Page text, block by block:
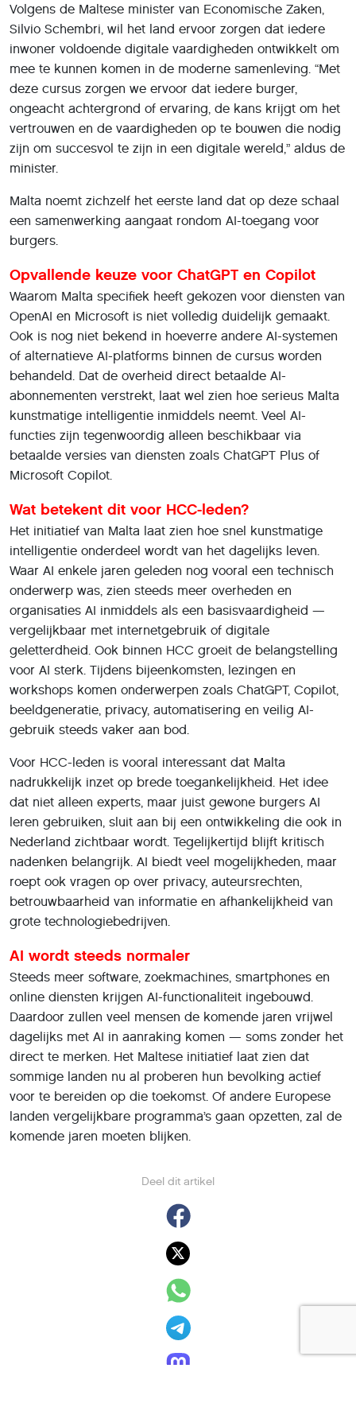
Deel dit artikel
Volgens de Maltese minister van Economische Zaken,
Silvio Schembri, wil het land ervoor zorgen dat iedere
inwoner voldoende digitale vaardigheden ontwikkelt om
mee te kunnen komen in de moderne samenleving. “Met
deze cursus zorgen we ervoor dat iedere burger,
ongeacht achtergrond of ervaring, de kans krijgt om het
vertrouwen en de vaardigheden op te bouwen die nodig
zijn om succesvol te zijn in een digitale wereld,” aldus de
minister.
Malta noemt zichzelf het eerste land dat op deze schaal
een samenwerking aangaat rondom AI-toegang voor
burgers.
Opvallende keuze voor ChatGPT en Copilot
Waarom Malta specifiek heeft gekozen voor diensten van
OpenAI en Microsoft is niet volledig duidelijk gemaakt.
Ook is nog niet bekend in hoeverre andere AI-systemen
of alternatieve AI-platforms binnen de cursus worden
behandeld. Dat de overheid direct betaalde AI-
abonnementen verstrekt, laat wel zien hoe serieus Malta
kunstmatige intelligentie inmiddels neemt. Veel AI-
functies zijn tegenwoordig alleen beschikbaar via
betaalde versies van diensten zoals ChatGPT Plus of
Microsoft Copilot.
Wat betekent dit voor HCC-leden?
Het initiatief van Malta laat zien hoe snel kunstmatige
intelligentie onderdeel wordt van het dagelijks leven.
Waar AI enkele jaren geleden nog vooral een technisch
onderwerp was, zien steeds meer overheden en
organisaties AI inmiddels als een basisvaardigheid —
vergelijkbaar met internetgebruik of digitale
geletterdheid. Ook binnen HCC groeit de belangstelling
voor AI sterk. Tijdens bijeenkomsten, lezingen en
workshops komen onderwerpen zoals ChatGPT, Copilot,
beeldgeneratie, privacy, automatisering en veilig AI-
gebruik steeds vaker aan bod.
Voor HCC-leden is vooral interessant dat Malta
nadrukkelijk inzet op brede toegankelijkheid. Het idee
dat niet alleen experts, maar juist gewone burgers AI
leren gebruiken, sluit aan bij een ontwikkeling die ook in
Nederland zichtbaar wordt. Tegelijkertijd blijft kritisch
nadenken belangrijk. AI biedt veel mogelijkheden, maar
roept ook vragen op over privacy, auteursrechten,
betrouwbaarheid van informatie en afhankelijkheid van
grote technologiebedrijven.
AI wordt steeds normaler
Steeds meer software, zoekmachines, smartphones en
online diensten krijgen AI-functionaliteit ingebouwd.
Daardoor zullen veel mensen de komende jaren vrijwel
dagelijks met AI in aanraking komen — soms zonder het
direct te merken. Het Maltese initiatief laat zien dat
sommige landen nu al proberen hun bevolking actief
voor te bereiden op die toekomst. Of andere Europese
landen vergelijkbare programma’s gaan opzetten, zal de
komende jaren moeten blijken.